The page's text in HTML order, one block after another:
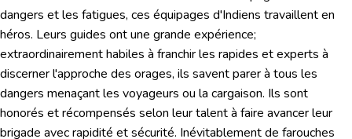
dangers et les fatigues, ces équipages d'Indiens travaillent en
héros. Leurs guides ont une grande expérience;
extraordinairement habiles à franchir les rapides et experts à
discerner l'approche des orages, ils savent parer à tous les
dangers menaçant les voyageurs ou la cargaison. Ils sont
honorés et récompensés selon leur talent à faire avancer leur
brigade avec rapidité et sécurité. Inévitablement de farouches